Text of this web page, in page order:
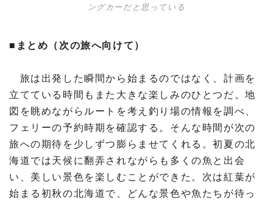
ングカーだと思っている
■まとめ（次の旅へ向けて）
旅は出発した瞬間から始まるのではなく、計画を
立てている時間もまた大きな楽しみのひとつだ。地
図を眺めながらルートを考え釣り場の情報を調べ、
フェリーの予約時期を確認する。そんな時間が次の
旅への期待を少しずつ膨らませてくれる。初夏の北
海道では天候に翻弄されながらも多くの魚と出会
い、美しい景色を楽しむことができた。次は紅葉が
始まる初秋の北海道で、どんな景色や魚たちが待っ